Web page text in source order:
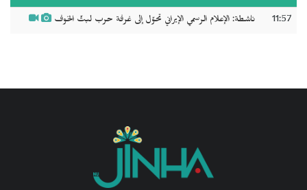
11:57 ناشطة: الإعلام الرسمي الإيراني تحوّل إلى غرفة حرب لبثّ الخوف